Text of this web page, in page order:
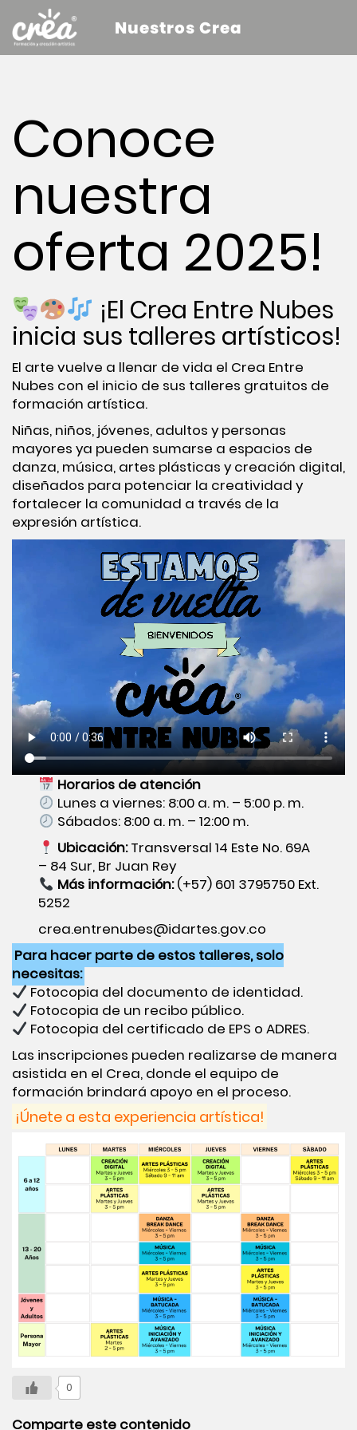
Nuestros Crea
Conoce
nuestra
oferta 2025!
¡El Crea Entre Nubes
inicia sus talleres artísticos!
El arte vuelve a llenar de vida el Crea Entre
Nubes con el inicio de sus talleres gratuitos de
formación artística.
Niñas, niños, jóvenes, adultos y personas
mayores ya pueden sumarse a espacios de
danza, música, artes plásticas y creación digital,
diseñados para potenciar la creatividad y
fortalecer la comunidad a través de la
expresión artística.
Horarios de atención
Lunes a viernes: 8:00 a. m. – 5:00 p. m.
Sábados: 8:00 a. m. – 12:00 m.
Ubicación:Transversal 14 Este No. 69A
– 84 Sur, Br Juan Rey
Más información:(+57) 601 3795750 Ext.
5252
crea.entrenubes@idartes.gov.co
Para hacer parte de estos talleres, solo
necesitas:
Fotocopia del documento de identidad.
Fotocopia de un recibo público.
Fotocopia del certificado de EPS o ADRES.
Las inscripciones pueden realizarse de manera
asistida en el Crea, donde el equipo de
formación brindará apoyo en el proceso.
¡Únete a esta experiencia artística!
0
Comparte este contenido